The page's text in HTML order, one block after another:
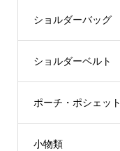
ショルダーバッグ
ショルダーベルト
ポーチ・ポシェット
小物類